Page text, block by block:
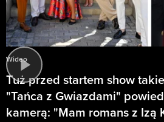
Wideo
Tuż przed startem show
"Tańca z Gwiazdami"
kamerą: "Mam romans z Izą